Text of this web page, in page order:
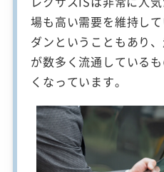
場も高い需要を維持し
ダンということもあり
が数多く流通している
くなっています。